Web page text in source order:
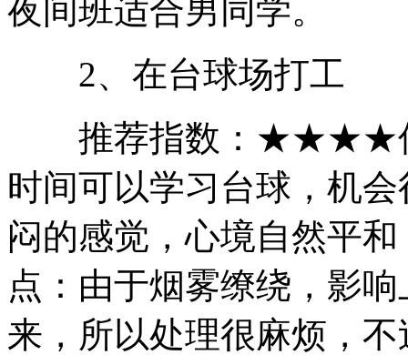
夜间班适合男同学。
2、在台球场打工
推荐指数：★★★★优
时间可以学习台球，机
闷的感觉，心境自然平
点：由于烟雾缭绕，影
来，所以处理很麻烦，